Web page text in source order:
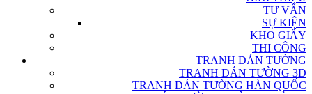
TƯ VẤN
SỰ KIỆN
KHO GIẤY
THI CÔNG
TRANH DÁN TƯỜNG
TRANH DÁN TƯỜNG 3D
TRANH DÁN TƯỜNG HÀN QUỐC